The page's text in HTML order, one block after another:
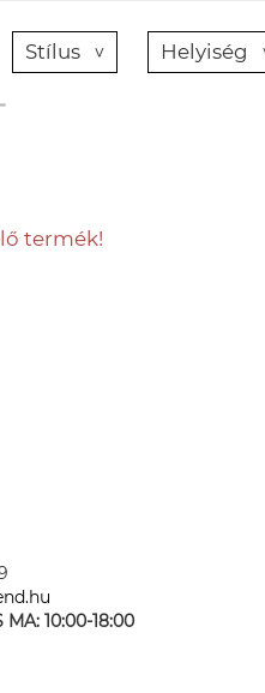
Stílus Helyiség
termék!
MA: 10:00-18:00